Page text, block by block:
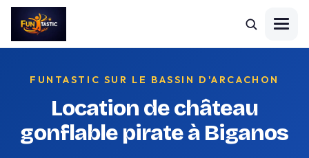
FUNTASTIC SUR LE BASSIN D'ARCACHON
Location de château
gonflable pirate à Biganos